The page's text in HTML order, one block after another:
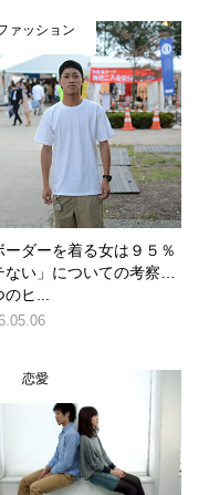
ァッション
ーダーを着る女は９５％
ない」についての考察…
のヒ...
恋愛